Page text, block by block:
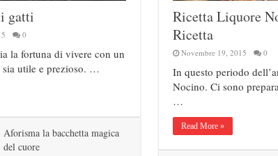
gatti
0
la fortuna di vivere con un
sia utile e prezioso. …
Aforisma la bacchetta magica
del cuore
Ricetta Liquore
Ricetta
Novembre 19, 2015 0
In questo periodo
Nocino. Ci sono
…
Read More »